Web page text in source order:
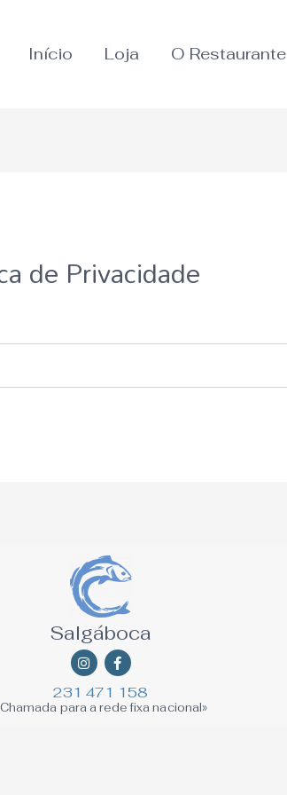
Início Loja O Restaurante
de Privacidade
Salgáboca
InstagramFacebook-
f
231 471 158
para a rede fixa nacional»